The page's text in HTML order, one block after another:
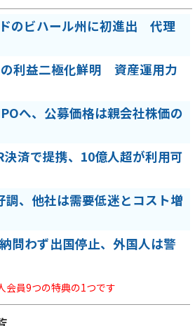
のビハール州に初進出 代理
利益二極化鮮明 資産運用力
へ、公募価格は親会社株価の
済で提携、10億人超が利用可
調、他社は需要低迷とコスト増
問わず出国停止、外国人は警
会員9つの特典の1つです